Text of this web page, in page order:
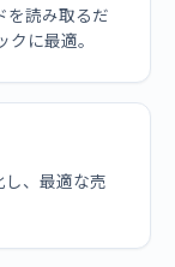
を読み取るだ
に最適。
、最適な売